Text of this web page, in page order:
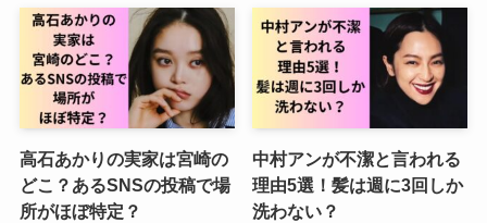
高石あかりの実家は宮崎の
どこ？あるSNSの投稿で場
所がほぼ特定？
中村アンが不潔と言われる
理由5選！髪は週に3回しか
洗わない？